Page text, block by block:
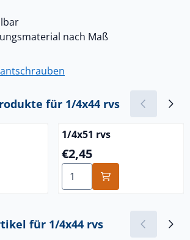
nach Maß
für 1/4x44 rvs
1/4x38 rvs
1/4x51 rvs
Preis: 2,45
€2,45
Anzahl wählen für 1/4x51
für 1/4x44 rvs